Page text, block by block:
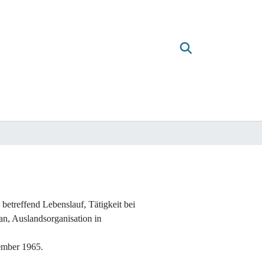
Lebenslauf, Tätigkeit bei
Auslandsorganisation in
1965.